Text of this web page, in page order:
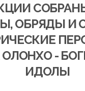
ОБРЯДЫ И
-
ИДОЛЫ